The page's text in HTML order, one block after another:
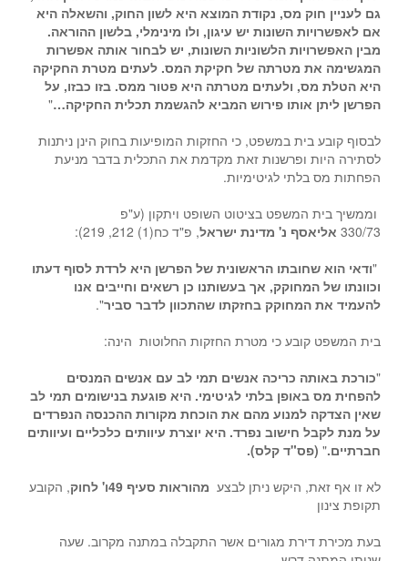
גם לעניין חוק מס, נקודת המוצא היא לשון החוק, והשאלה היא
אם לאפשרויות השונות יש עיגון, ולו מינימלי, בלשון ההוראה.
מבין האפשרויות הלשוניות השונות, יש לבחור אותה אפשרות
המגשימה את מטרתה של חקיקת המס. לעתים מטרת החקיקה
היא הטלת מס, ולעתים מטרתה היא פטור ממס. בזו כבזו, על
הפרשן ליתן אותו פירוש המביא להגשמת תכלית החקיקה…"
לבסוף קובע בית במשפט, כי החזקות המופיעות בחוק הינן ניתנות
לסתירה היות ופרשנות זאת מקדמת את התכלית בדבר מניעת
הפחתות מס בלתי לגיטימיות.
וממשיך בית המשפט בציטוט השופט ויתקון (ע"פ
330/73 אליאסף נ' מדינת ישראל, פ"ד כח(1) 212, 219):
"ודאי הוא שחובתו הראשונית של הפרשן היא לרדת לסוף דעתו
וכוונתו של המחוקק, אך בעשותנו כן רשאים וחייבים אנו
להעמיד את המחוקק בחזקתו שהתכוון לדבר סביר".
בית המשפט קובע כי מטרת החזקות החלוטות הינה:
"כורכת באותה כריכה אנשים תמי לב עם אנשים המנסים
להפחית מס באופן בלתי לגיטימי. היא פוגעת בנישומים תמי לב
שאין הצדקה למנוע מהם את הוכחת מקורות ההכנסה הנפרדים
על מנת לקבל חישוב נפרד. היא יוצרת עיוותים כלכליים ועיוותים
חברתיים." (פס"ד קלס).
לא זו אף זאת, היקש ניתן לבצע מהוראות סעיף 49ו' לחוק
, הקובע
תקופת צינון
בעת מכירת דירת מגורים אשר התקבלה במתנה מקרוב. שעה